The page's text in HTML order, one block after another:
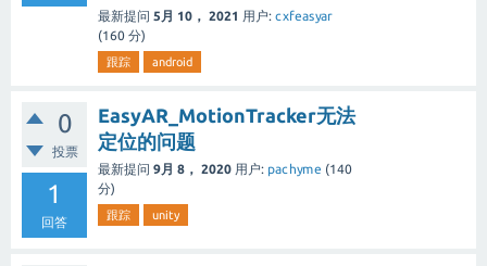
最新提问 5月 10， 2021 用户: cxfeasyar
(160 分)
跟踪 android
0
投票
1
回答
EasyAR_MotionTracker无法
定位的问题
最新提问 9月 8， 2020 用户: pachyme (140
分)
跟踪 unity